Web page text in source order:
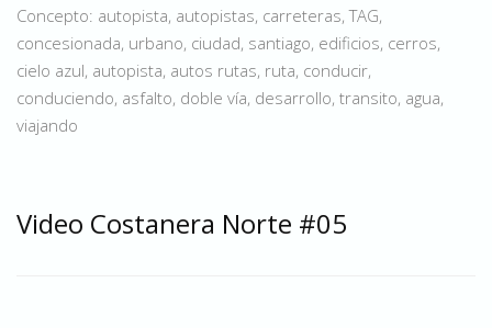
Concepto: autopista, autopistas, carreteras, TAG,
concesionada, urbano, ciudad, santiago, edificios, cerros,
cielo azul, autopista, autos rutas, ruta, conducir,
conduciendo, asfalto, doble vía, desarrollo, transito, agua,
viajando
Video Costanera Norte #05